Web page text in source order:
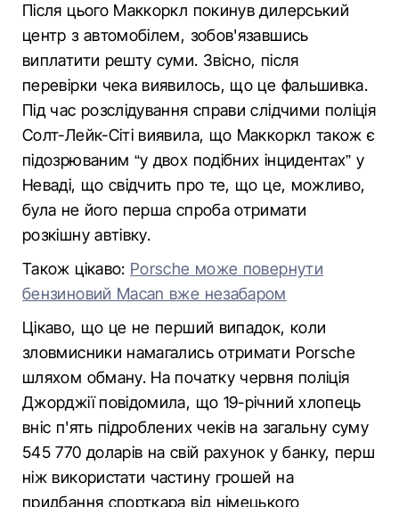
Після цього Маккоркл покинув дилерський
центр з автомобілем, зобов'язавшись
виплатити решту суми. Звісно, після
перевірки чека виявилось, що це фальшивка.
Під час розслідування справи слідчими поліція
Солт-Лейк-Сіті виявила, що Маккоркл також є
підозрюваним “у двох подібних інцидентах” у
Неваді, що свідчить про те, що це, можливо,
була не його перша спроба отримати
розкішну автівку.
Також цікаво: Porsche може повернути
бензиновий Macan вже незабаром
Цікаво, що це не перший випадок, коли
зловмисники намагались отримати Porsche
шляхом обману. На початку червня поліція
Джорджії повідомила, що 19-річний хлопець
вніс п'ять підроблених чеків на загальну суму
545 770 доларів на свій рахунок у банку, перш
ніж використати частину грошей на
придбання спорткара від німецького